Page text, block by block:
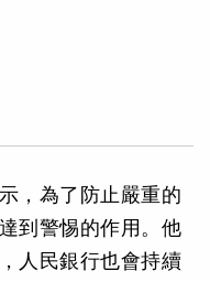
，為了防止嚴重的
到警惕的作用。他
人民銀行也會持續